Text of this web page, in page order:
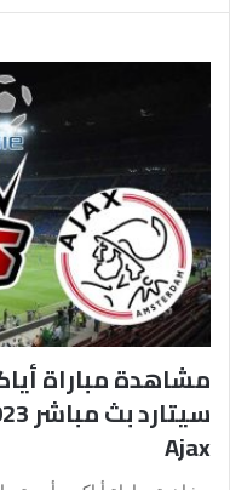
مشاهدة مباراة
Ajax